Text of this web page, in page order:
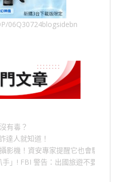
06Q30724blogsidebn
有毒？
達人就知道！
影機！資安專家提醒它也會駭人成
」 ! FBI 警告：出國旅遊不要做的